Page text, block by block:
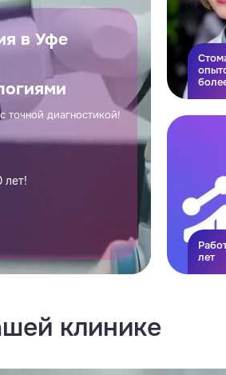
в Уфе
точной диагностикой!
лет!
лет
клинике